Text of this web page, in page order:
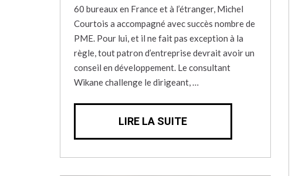
60 bureaux en France et à l’étranger, Michel
Courtois a accompagné avec succès nombre de
PME. Pour lui, et il ne fait pas exception à la
règle, tout patron d’entreprise devrait avoir un
conseil en développement. Le consultant
Wikane challenge le dirigeant, …
LIRE LA SUITE